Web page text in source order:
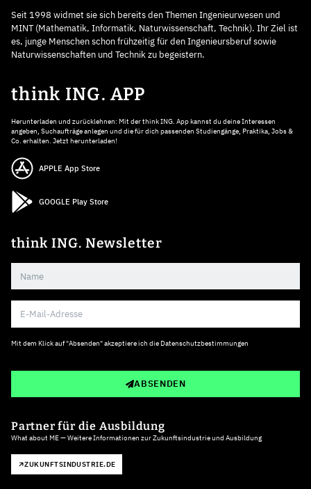
Seit 1998 widmet sie sich bereits den Themen Ingenieurwesen und
MINT (Mathematik, Informatik, Naturwissenschaft, Technik). Ihr Ziel ist
es, junge Menschen schon frühzeitig für den Ingenieursberuf sowie
Naturwissenschaften und Technik zu begeistern.
think ING. APP
Herunterladen und zurücklehnen: Mit der think ING. App kannst du deine Interessen
angeben, Suchaufträge anlegen und die für dich passenden Studiengänge, Praktika, Jobs &
Co. erhalten. Jetzt herunterladen!
APPLE App Store
GOOGLE Play Store
think ING. Newsletter
Mit dem Klick auf "Absenden" akzeptiere ich die Datenschutzbestimmungen
ABSENDEN
Partner für die Ausbildung
What about ME — Weitere Informationen zur Zukunftsindustrie und Ausbildung
ZUKUNFTSINDUSTRIE.DE